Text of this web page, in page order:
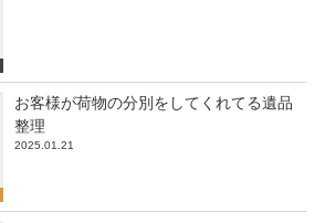
お客様が荷物の分別をしてくれてる遺品
整理
2025.01.21